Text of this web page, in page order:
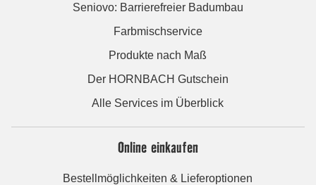
Seniovo: Barrierefreier Badumbau
Farbmischservice
Produkte nach Maß
Der HORNBACH Gutschein
Alle Services im Überblick
Online einkaufen
Bestellmöglichkeiten & Lieferoptionen